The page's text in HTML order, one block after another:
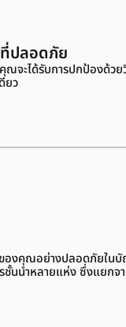
ปลอดภัย
ณจะได้รับการปกป้องด้ว
ยว
ของคุณอย่างปลอดภัยใน
ชั้นนำหลายแห่ง ซึ่งแยกจ